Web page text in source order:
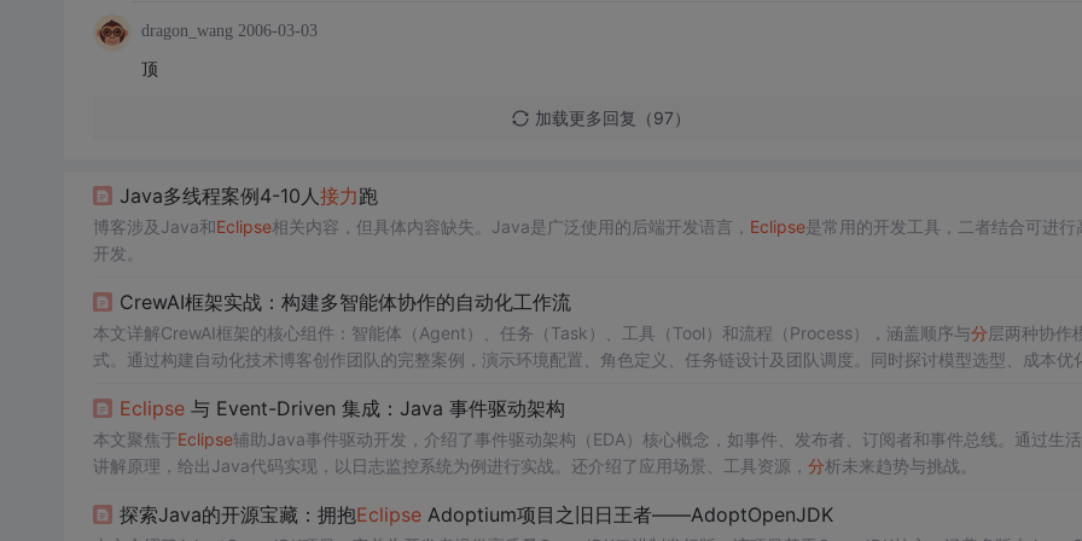
dragon_wang 2006-03-03
顶
加载更多回复（97）
Java多线程案例4-10人接力跑
博客涉及Java和Eclipse相关内容，但具体内容缺失。Java是广泛使用的后端开发语言， Eclipse是常用的开发工具，二者结合可进行
开发。
CrewAI框架实战：构建多智能体协作的自动化工作流
本文详解CrewAI框架的核心组件：智能体（Agent）、任务（Task）、工具（Tool）和流程（Process），涵盖顺序与分层两种协作
式。通过构建自动化技术博客创作团队的完整案例，演示环境配置、角色定义、任务链设计及团队调度。同时探讨模型选型、成本优
Eclipse与 Event-Driven 集成：Java 事件驱动架构
本文聚焦于Eclipse辅助Java事件驱动开发，介绍了事件驱动架构（EDA）核心概念，如事件、发布者、订阅者和事件总线。通过生
讲解原理，给出Java代码实现，以日志监控系统为例进行实战。还介绍了应用场景、工具资源， 分析未来趋势与挑战。
探索Java的开源宝藏：拥抱EclipseAdoptium项目之旧日王者——AdoptOpenJDK